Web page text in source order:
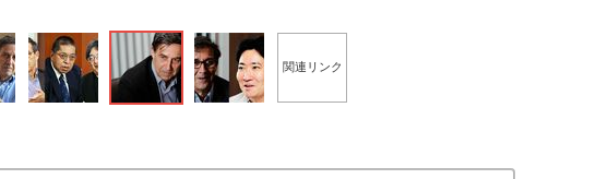
関連リンク